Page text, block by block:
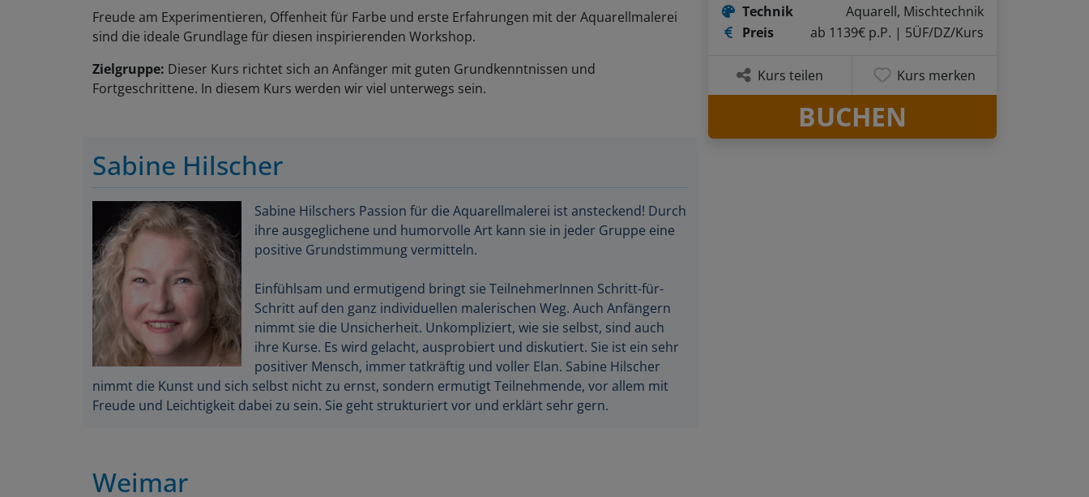
Freude am Experimentieren, Offenheit für Farbe und erste Erfahrungen mit der Aquarellmalerei
sind die ideale Grundlage für diesen inspirierenden Workshop.
Zielgruppe: Dieser Kurs richtet sich an Anfänger mit guten Grundkenntnissen und
Fortgeschrittene. In diesem Kurs werden wir viel unterwegs sein.
Sabine Hilscher
Sabine Hilschers Passion für die Aquarellmalerei ist ansteckend! Durch
ihre ausgeglichene und humorvolle Art kann sie in jeder Gruppe eine
positive Grundstimmung vermitteln.
Einfühlsam und ermutigend bringt sie TeilnehmerInnen Schritt-für-
Schritt auf den ganz individuellen malerischen Weg. Auch Anfängern
nimmt sie die Unsicherheit. Unkompliziert, wie sie selbst, sind auch
ihre Kurse. Es wird gelacht, ausprobiert und diskutiert. Sie ist ein sehr
positiver Mensch, immer tatkräftig und voller Elan. Sabine Hilscher
nimmt die Kunst und sich selbst nicht zu ernst, sondern ermutigt Teilnehmende, vor allem mit
Freude und Leichtigkeit dabei zu sein. Sie geht strukturiert vor und erklärt sehr gern.
Weimar
Technik
Aquarell, Mischtechnik
Preis
ab 1139€ p.P. | 5ÜF/DZ/Kurs
Kurs teilen Kurs merken
BUCHEN